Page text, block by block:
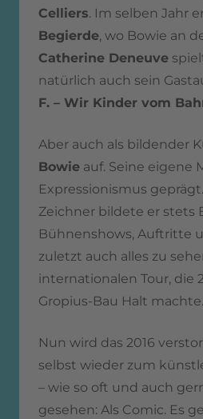
Celliers. Im selben Jahr
Begierde, wo Bowie an
Catherine Deneuve
natürlich auch sein
F. – Wir Kinder vom
Aber auch als bildender
Bowie auf. Seine eigene
Expressionismus
Zeichner bildete er stets
Bühnenshows, Auftritte
zuletzt auch alles zu
internationalen Tour, die
Gropius-Bau Halt machte.
Nun wird das 2016
selbst wieder zum
– wie so oft und auch
gesehen: Als Comic. Es